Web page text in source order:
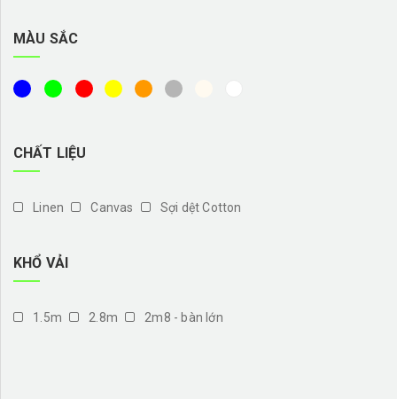
MÀU SẮC
CHẤT LIỆU
Linen Canvas Sợi dệt Cotton
KHỔ VẢI
1.5m 2.8m 2m8 - bàn lớn